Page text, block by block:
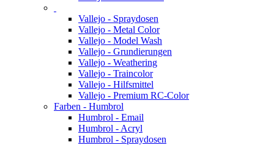
Vallejo - Spraydosen
Vallejo - Metal Color
Vallejo - Model Wash
Vallejo - Grundierungen
Vallejo - Weathering
Vallejo - Traincolor
Vallejo - Hilfsmittel
Vallejo - Premium RC-Color
Farben - Humbrol
Humbrol - Email
Humbrol - Acryl
Humbrol - Spraydosen